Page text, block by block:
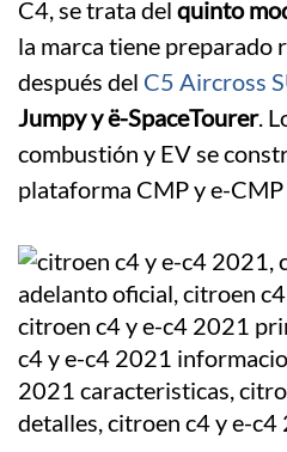
C4, se trata del quinto
la marca tiene preparado
después del C5 Aircross
Jumpy y ë-SpaceTourer.
combustión y EV se
plataforma CMP y e-